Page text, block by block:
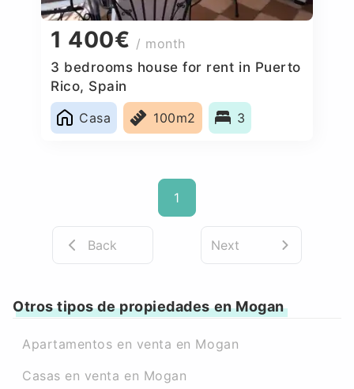
1 400€ / month
3 bedrooms house for rent in Puerto
Rico, Spain
Casa
100m2 3
1
Back Next
Otros tipos de propiedades en Mogan
Apartamentos en venta en Mogan
Casas en venta en Mogan